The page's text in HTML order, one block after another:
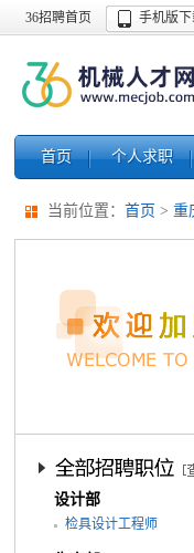
36招聘首页 手机版下
首页 个人求职
当前位置： 首页 > 重
设计部
检具设计工程师